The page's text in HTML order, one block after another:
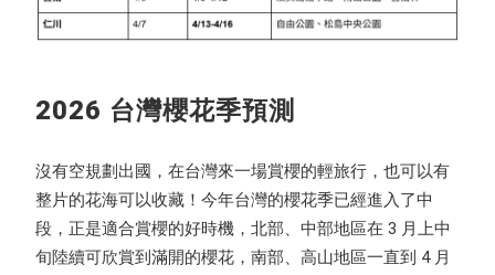
2026 台灣櫻花季預測
沒有空規劃出國，在台灣來一場賞櫻的輕旅行，也可以有
整片的花海可以收藏！今年台灣的櫻花季已經進入了中
段，正是適合賞櫻的好時機，北部、中部地區在 3 月上中
旬陸續可欣賞到滿開的櫻花，南部、高山地區一直到 4 月